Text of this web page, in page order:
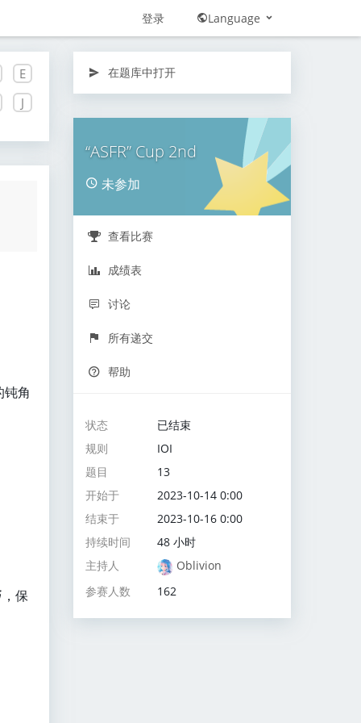
登录 Language
E
J
角
，保
在题库中打开
“ASFR” Cup 2nd
未参加
查看比赛
成绩表
讨论
所有递交
帮助
状态
已结束
规则
IOI
题目
13
开始于
2023-10-14 0:00
结束于
2023-10-16 0:00
持续时间
48 小时
主持人
Oblivion
参赛人数
162